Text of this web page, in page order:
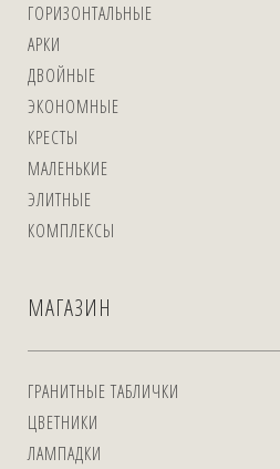
ГОРИЗОНТАЛЬНЫЕ
АРКИ
ДВОЙНЫЕ
ЭКОНОМНЫЕ
КРЕСТЫ
МАЛЕНЬКИЕ
ЭЛИТНЫЕ
КОМПЛЕКСЫ
МАГАЗИН
ГРАНИТНЫЕ ТАБЛИЧКИ
ЦВЕТНИКИ
ЛАМПАДКИ